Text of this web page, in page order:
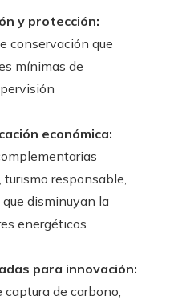
y protección:
conservación que
mínimas de
económica:
responsable,
disminuyan la
energéticos
para innovación:
de carbono,